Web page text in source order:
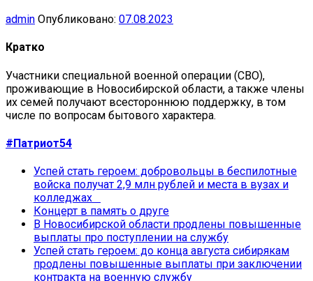
admin Опубликовано: 07.08.2023
Кратко
Участники специальной военной операции (СВО),
проживающие в Новосибирской области, а также члены
их семей получают всестороннюю поддержку, в том
числе по вопросам бытового характера.
#Патриот54
Успей стать героем: добровольцы в беспилотные
войска получат 2,9 млн рублей и места в вузах и
колледжах
Концерт в память о друге
В Новосибирской области продлены повышенные
выплаты про поступлении на службу
Успей стать героем: до конца августа сибирякам
продлены повышенные выплаты при заключении
контракта на военную службу